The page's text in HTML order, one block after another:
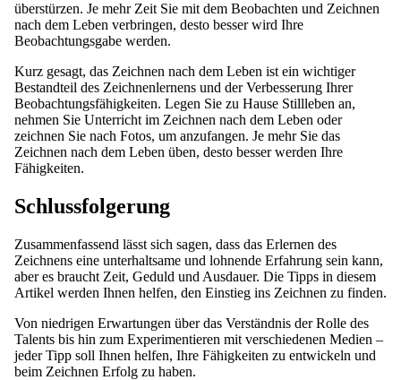
überstürzen. Je mehr Zeit Sie mit dem Beobachten und Zeichnen
nach dem Leben verbringen, desto besser wird Ihre
Beobachtungsgabe werden.
Kurz gesagt, das Zeichnen nach dem Leben ist ein wichtiger
Bestandteil des Zeichnenlernens und der Verbesserung Ihrer
Beobachtungsfähigkeiten. Legen Sie zu Hause Stillleben an,
nehmen Sie Unterricht im Zeichnen nach dem Leben oder
zeichnen Sie nach Fotos, um anzufangen. Je mehr Sie das
Zeichnen nach dem Leben üben, desto besser werden Ihre
Fähigkeiten.
Schlussfolgerung
Zusammenfassend lässt sich sagen, dass das Erlernen des
Zeichnens eine unterhaltsame und lohnende Erfahrung sein kann,
aber es braucht Zeit, Geduld und Ausdauer. Die Tipps in diesem
Artikel werden Ihnen helfen, den Einstieg ins Zeichnen zu finden.
Von niedrigen Erwartungen über das Verständnis der Rolle des
Talents bis hin zum Experimentieren mit verschiedenen Medien –
jeder Tipp soll Ihnen helfen, Ihre Fähigkeiten zu entwickeln und
beim Zeichnen Erfolg zu haben.